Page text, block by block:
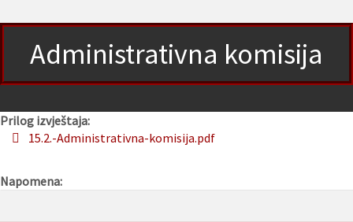
Administrativna komisija
Prilog izvještaja:
15.2.-Administrativna-komisija.pdf
Napomena: